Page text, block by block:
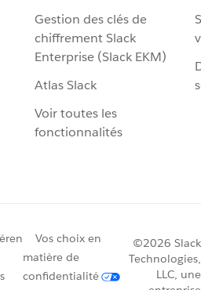
Gestion des clés de
chiffrement Slack
Enterprise (Slack EKM)
Atlas Slack
Voir toutes les
fonctionnalités
Vos choix en
matière de
confidentialité
©2026 Slack
Technologies,
LLC, une